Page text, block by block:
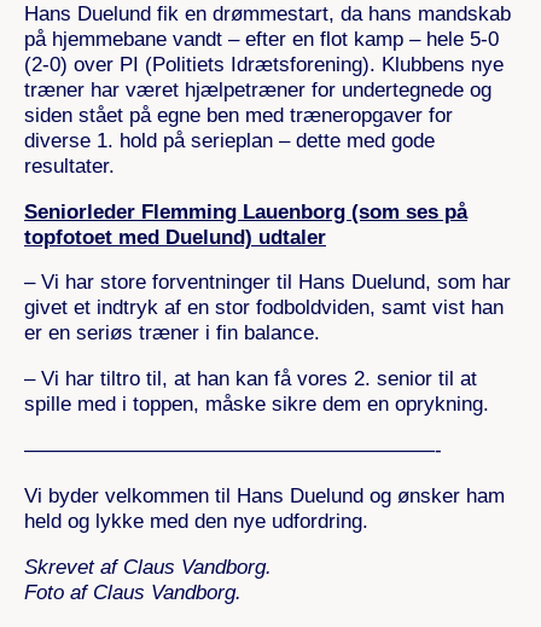
Hans Duelund fik en drømmestart, da hans mandskab
på hjemmebane vandt – efter en flot kamp – hele 5-0
(2-0) over PI (Politiets Idrætsforening). Klubbens nye
træner har været hjælpetræner for undertegnede og
siden stået på egne ben med træneropgaver for
diverse 1. hold på serieplan – dette med gode
resultater.
Seniorleder Flemming Lauenborg (som ses på
topfotoet med Duelund) udtaler
– Vi har store forventninger til Hans Duelund, som har
givet et indtryk af en stor fodboldviden, samt vist han
er en seriøs træner i fin balance.
– Vi har tiltro til, at han kan få vores 2. senior til at
spille med i toppen, måske sikre dem en oprykning.
————————————————————-
Vi byder velkommen til Hans Duelund og ønsker ham
held og lykke med den nye udfordring.
Skrevet af Claus Vandborg.
Foto af Claus Vandborg.